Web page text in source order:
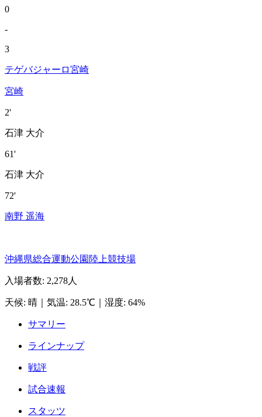
0
-
3
テゲバジャーロ宮崎
宮崎
2'
石津 大介
61'
石津 大介
72'
南野 遥海
沖縄県総合運動公園陸上競技場
入場者数: 2,278人
天候: 晴 気温: 28.5℃ 湿度: 64%
サマリー
ラインナップ
戦評
試合速報
スタッツ